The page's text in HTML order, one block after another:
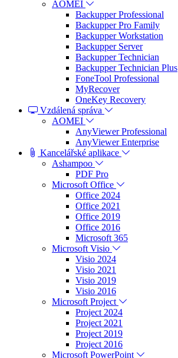
AOMEI
Backupper Professional
Backupper Pro Family
Backupper Workstation
Backupper Server
Backupper Technician
Backupper Technician Plus
FoneTool Professional
MyRecover
OneKey Recovery
Vzdálená správa
AOMEI
AnyViewer Professional
AnyViewer Enterprise
Kancelářské aplikace
Ashampoo
PDF Pro
Microsoft Office
Office 2024
Office 2021
Office 2019
Office 2016
Microsoft 365
Microsoft Visio
Visio 2024
Visio 2021
Visio 2019
Visio 2016
Microsoft Project
Project 2024
Project 2021
Project 2019
Project 2016
Microsoft PowerPoint